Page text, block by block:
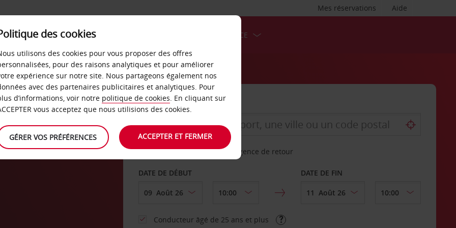
Aide
Mes réservations
SERVICES &
LOCATION
LIBRE-SERVICE
AGENCE DE DÉPART
Sélectionnez une autre agence de retour
DATE DE DÉBUT DATE DE FIN
Conducteur âgé de 25 ans et plus
des cookies
utilisons des cookies pour vous proposer des offres
pour des raisons analytiques et pour améliorer
expérience sur notre site. Nous partageons également nos
avec des partenaires publicitaires et analytiques. Pour
d’informations, voir notre politique de cookies. En cliquant sur
vous acceptez que nous utilisions des cookies.
GÉRER VOS PRÉFÉRENCES ACCEPTER ET FERMER